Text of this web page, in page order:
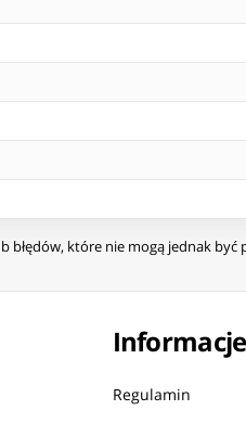
błędów, które nie mogą jednak być
Informacje
Regulamin